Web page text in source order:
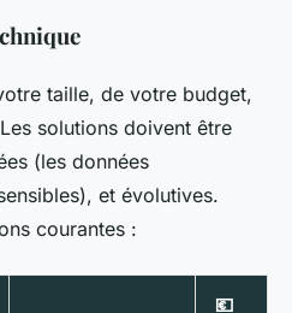
taille, de votre budget,
solutions doivent être
(les données
et évolutives.
courantes :
💶